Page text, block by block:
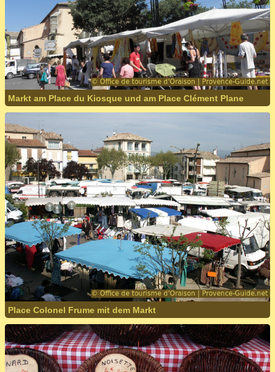
Markt am Place du Kiosque und am Place Clément Plane
Place Colonel Frume mit dem Markt